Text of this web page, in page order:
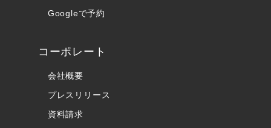
Googleで予約
コーポレート
会社概要
プレスリリース
資料請求